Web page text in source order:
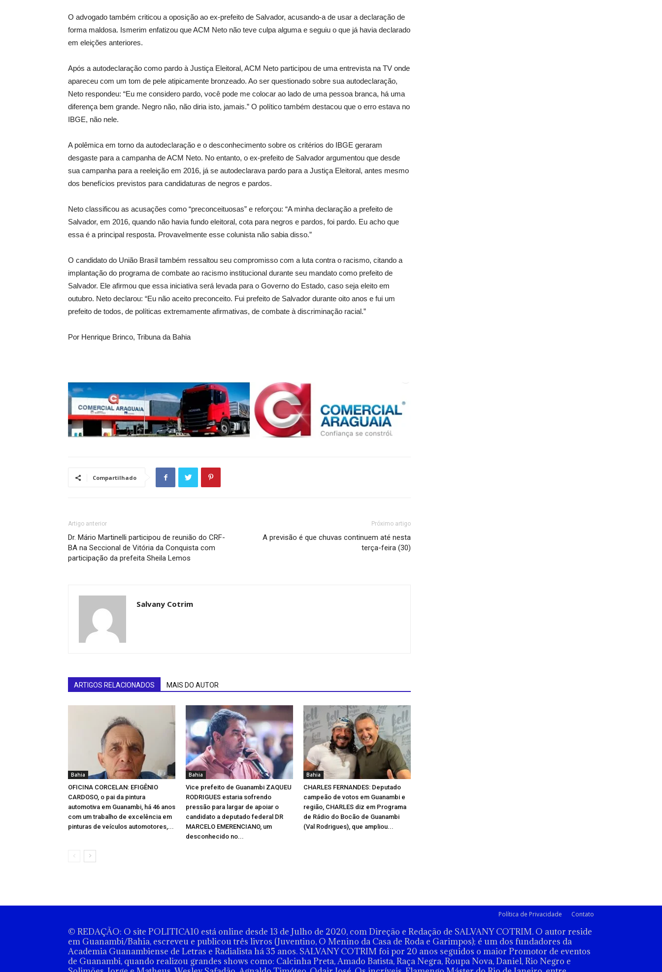
O advogado também criticou a oposição ao ex-prefeito de Salvador, acusando-a de usar a declaração de
forma maldosa. Ismerim enfatizou que ACM Neto não teve culpa alguma e seguiu o que já havia declarado
em eleições anteriores.
Após a autodeclaração como pardo à Justiça Eleitoral, ACM Neto participou de uma entrevista na TV onde
apareceu com um tom de pele atipicamente bronzeado. Ao ser questionado sobre sua autodeclaração,
Neto respondeu: “Eu me considero pardo, você pode me colocar ao lado de uma pessoa branca, há uma
diferença bem grande. Negro não, não diria isto, jamais.” O político também destacou que o erro estava no
IBGE, não nele.
A polêmica em torno da autodeclaração e o desconhecimento sobre os critérios do IBGE geraram
desgaste para a campanha de ACM Neto. No entanto, o ex-prefeito de Salvador argumentou que desde
sua campanha para a reeleição em 2016, já se autodeclarava pardo para a Justiça Eleitoral, antes mesmo
dos benefícios previstos para candidaturas de negros e pardos.
Neto classificou as acusações como “preconceituosas” e reforçou: “A minha declaração a prefeito de
Salvador, em 2016, quando não havia fundo eleitoral, cota para negros e pardos, foi pardo. Eu acho que
essa é a principal resposta. Provavelmente esse colunista não sabia disso.”
O candidato do União Brasil também ressaltou seu compromisso com a luta contra o racismo, citando a
implantação do programa de combate ao racismo institucional durante seu mandato como prefeito de
Salvador. Ele afirmou que essa iniciativa será levada para o Governo do Estado, caso seja eleito em
outubro. Neto declarou: “Eu não aceito preconceito. Fui prefeito de Salvador durante oito anos e fui um
prefeito de todos, de políticas extremamente afirmativas, de combate à discriminação racial.”
Por Henrique Brinco, Tribuna da Bahia
Compartilhado
Artigo anterior
Dr. Mário Martinelli participou de reunião do CRF-
BA na Seccional de Vitória da Conquista com
participação da prefeita Sheila Lemos
Próximo artigo
A previsão é que chuvas continuem até nesta
terça-feira (30)
Salvany Cotrim
ARTIGOS RELACIONADOS MAIS DO AUTOR
Bahia
OFICINA CORCELAN: EFIGÊNIO
CARDOSO, o pai da pintura
automotiva em Guanambi, há 46 anos
com um trabalho de excelência em
pinturas de veículos automotores,...
Bahia
Vice prefeito de Guanambi ZAQUEU
RODRIGUES estaria sofrendo
pressão para largar de apoiar o
candidato a deputado federal DR
MARCELO EMERENCIANO, um
desconhecido no...
Bahia
CHARLES FERNANDES: Deputado
campeão de votos em Guanambi e
região, CHARLES diz em Programa
de Rádio do Bocão de Guanambi
(Val Rodrigues), que ampliou...
Política de Privacidade Contato
© REDAÇÃO: O site POLITICA10 está online desde 13 de Julho de 2020, com Direção e Redação de SALVANY COTRIM. O autor reside
em Guanambi/Bahia, escreveu e publicou três livros (Juventino, O Menino da Casa de Roda e Garimpos); é um dos fundadores da
Academia Guanambiense de Letras e Radialista há 35 anos. SALVANY COTRIM foi por 20 anos seguidos o maior Promotor de eventos
de Guanambi, quando realizou grandes shows como: Calcinha Preta, Amado Batista, Raça Negra, Roupa Nova, Daniel, Rio Negro e